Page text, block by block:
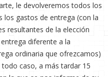
le devolveremos todos los
los gastos de entrega (con la
resultantes de la elección
diferente a la
ordinaria que ofrezcamos)
caso, a más tardar 15